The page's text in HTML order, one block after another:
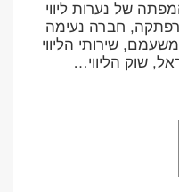
של נערות ליווי
חברה נעימה
שירותי הליווי
שוק הליווי…